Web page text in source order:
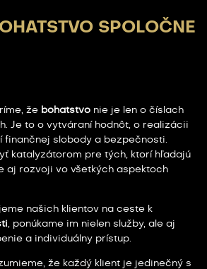
SPOLOČNE
že bohatstvo nie je len o číslach
Je to o vytváraní hodnôt, o realizácii
finančnej slobody a bezpečnosti.
katalyzátorom pre tých, ktorí hľadajú
aj rozvoji vo všetkých aspektoch
našich klientov na ceste k
, ponúkame im nielen služby, ale aj
a individuálny prístup.
že každý klient je jedinečný s